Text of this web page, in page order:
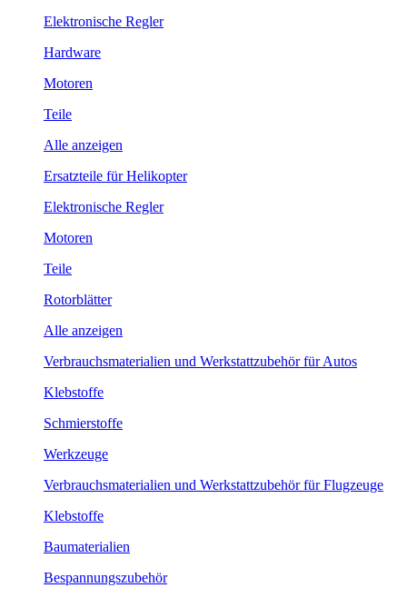
Elektronische Regler
Hardware
Motoren
Teile
Alle anzeigen
Ersatzteile für Helikopter
Elektronische Regler
Motoren
Teile
Rotorblätter
Alle anzeigen
Verbrauchsmaterialien und Werkstattzubehör für Autos
Klebstoffe
Schmierstoffe
Werkzeuge
Verbrauchsmaterialien und Werkstattzubehör für Flugzeuge
Klebstoffe
Baumaterialien
Bespannungszubehör